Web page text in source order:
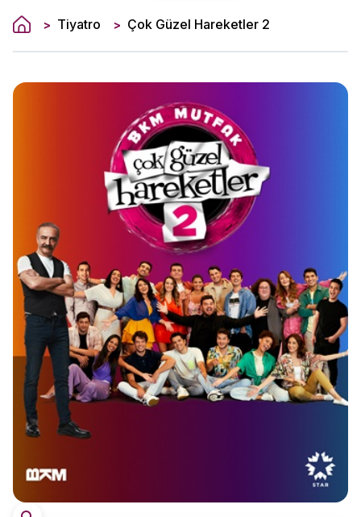
> Tiyatro > Çok Güzel Hareketler 2